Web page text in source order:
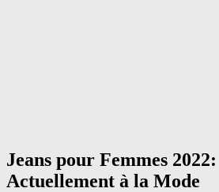
Jeans pour Femmes
Actuellement à la Mode